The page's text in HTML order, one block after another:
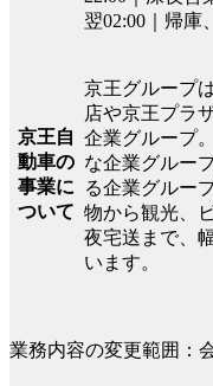
翌02:00｜帰庫
京王自
動車の
事業に
ついて
京王グループ
店や京王プラ
企業グループ
な企業グルー
る企業グルー
物から観光、
夜宅送まで、
います。
業務内容の変更範囲：